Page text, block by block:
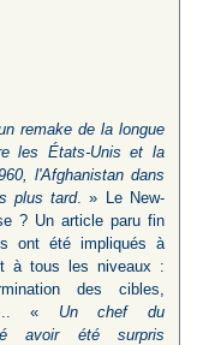
remake de la longue
les États-Unis et la
l'Afghanistan dans
plus tard. » Le New-
? Un article paru fin
ont été impliqués à
à tous les niveaux :
des cibles,
« Un chef du
avoir été surpris